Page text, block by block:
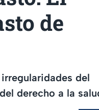
de
del
derecho a la